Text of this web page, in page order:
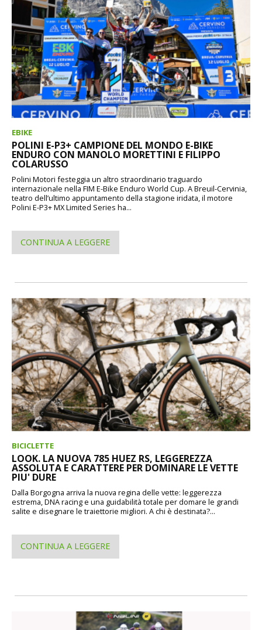
EBIKE
POLINI E-P3+ CAMPIONE DEL MONDO E-BIKE
ENDURO CON MANOLO MORETTINI E FILIPPO
COLARUSSO
Polini Motori festeggia un altro straordinario traguardo
internazionale nella FIM E-Bike Enduro World Cup. A Breuil-Cervinia,
teatro dell’ultimo appuntamento della stagione iridata, il motore
Polini E-P3+ MX Limited Series ha...
CONTINUA A LEGGERE
BICICLETTE
LOOK. LA NUOVA 785 HUEZ RS, LEGGEREZZA
ASSOLUTA E CARATTERE PER DOMINARE LE VETTE
PIU' DURE
Dalla Borgogna arriva la nuova regina delle vette: leggerezza
estrema, DNA racing e una guidabilità totale per domare le grandi
salite e disegnare le traiettorie migliori. A chi è destinata?...
CONTINUA A LEGGERE